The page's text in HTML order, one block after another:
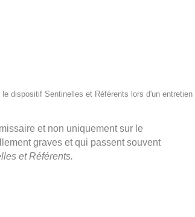
le dispositif Sentinelles et Référents lors d'un entretien
et non uniquement sur le
graves et qui passent souvent
et Référents.